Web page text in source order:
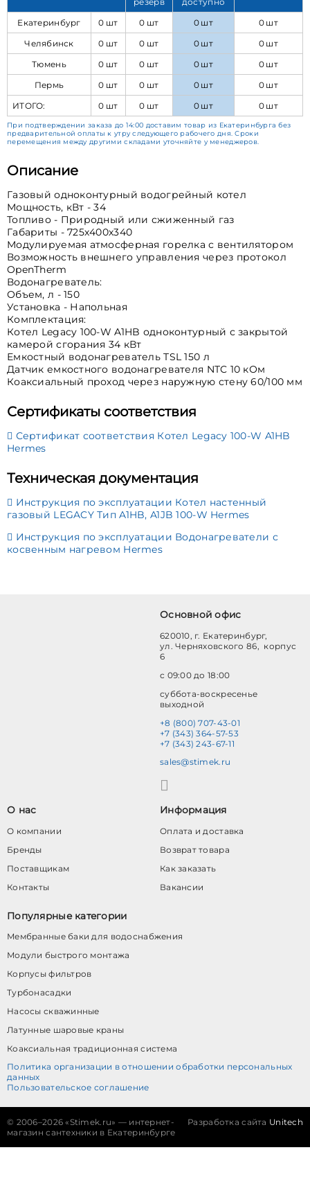
Екатеринбург
0 шт 0 шт 0 шт
0 шт
Челябинск
0 шт 0 шт 0 шт
0 шт
Тюмень
0 шт 0 шт 0 шт
0 шт
Пермь
0 шт 0 шт 0 шт
0 шт
ИТОГО:
0 шт 0 шт 0 шт 0 шт
При подтверждении заказа до 14:00 доставим товар из Екатеринбурга без
предварительной оплаты к утру следующего рабочего дня. Сроки
перемещения между другими складами уточняйте у менеджеров.
Описание
Газовый одноконтурный водогрейный котел
Мощность, кВт - 34
Топливо - Природный или сжиженный газ
Габариты - 725х400х340
Модулируемая атмосферная горелка с вентилятором
Возможность внешнего управления через протокол
OpenTherm
Водонагреватель:
Объем, л - 150
Установка - Напольная
Комплектация:
Котел Legacy 100-W A1HB одноконтурный с закрытой
камерой сгорания 34 кВт
Емкостный водонагреватель TSL 150 л
Датчик емкостного водонагревателя NTC 10 кОм
Коаксиальный проход через наружную стену 60/100 мм
Сертификаты соответствия
Сертификат соответствия Котел Legacy 100-W A1HB
Hermes
Техническая документация
Инструкция по эксплуатации Котел настенный
газовый LEGACY Тип A1HB, A1JB 100-W Hermes
Инструкция по эксплуатации Водонагреватели с
косвенным нагревом Hermes
Основной офис
620010, г. Екатеринбург,
ул. Черняховского 86, корпус
6
с 09:00 до 18:00
суббота-воскресенье
выходной
+8 (800) 707-43-01
+7 (343) 364-57-53
+7 (343) 243-67-11
sales@stimek.ru
О нас
О компании
Бренды
Поставщикам
Контакты
Информация
Оплата и доставка
Возврат товара
Как заказать
Вакансии
Популярные категории
Мембранные баки для водоснабжения
Модули быстрого монтажа
Корпусы фильтров
Турбонасадки
Насосы скважинные
Латунные шаровые краны
Коаксиальная традиционная система
Политика организации в отношении обработки персональных
данных
Пользовательское соглашение
© 2006–2026 «Stimek.ru» — интернет-
магазин сантехники в Екатеринбурге
Разработка сайта Unitech